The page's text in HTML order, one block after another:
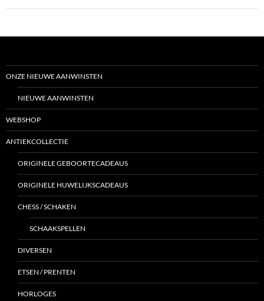
ONZE NIEUWE AANWINSTEN
NIEUWE AANWINSTEN
WEBSHOP
ANTIEKCOLLECTIE
ORIGINELE GEBOORTECADEAUS
ORIGINELE HUWELIJKSCADEAUS
CHESS / SCHAKEN
SCHAAKSPELLEN
DIVERSEN
ETSEN / PRENTEN
HORLOGES